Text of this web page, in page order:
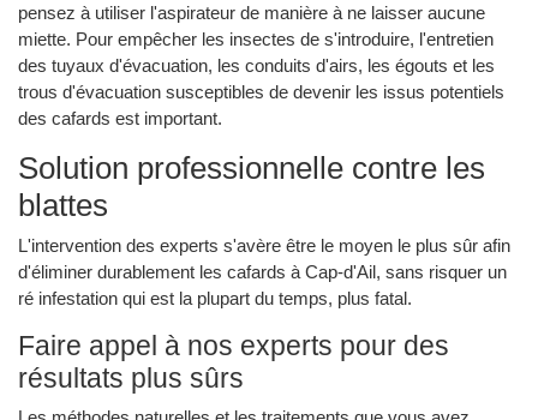
pensez à utiliser l'aspirateur de manière à ne laisser aucune
miette. Pour empêcher les insectes de s'introduire, l'entretien
des tuyaux d'évacuation, les conduits d'airs, les égouts et les
trous d'évacuation susceptibles de devenir les issus potentiels
des cafards est important.
Solution professionnelle contre les
blattes
L'intervention des experts s'avère être le moyen le plus sûr afin
d'éliminer durablement les cafards à Cap-d'Ail, sans risquer un
ré infestation qui est la plupart du temps, plus fatal.
Faire appel à nos experts pour des
résultats plus sûrs